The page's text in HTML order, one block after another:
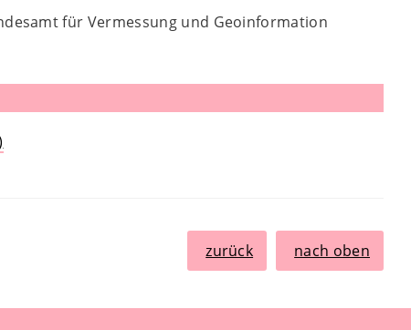
für Vermessung und Geoinformation
zurück nach oben